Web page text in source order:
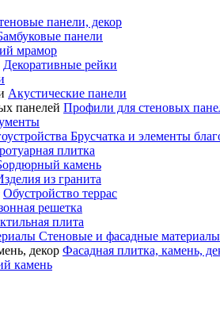
панели, декор
панели
мрамор
Декоративные рейки
Акустические панели
Профили для стеновых
Брусчатка и элементы
плитка
камень
из гранита
Обустройство террас
решетка
плита
Стеновые и фасадные материалы
Фасадная плитка, камень,
камень